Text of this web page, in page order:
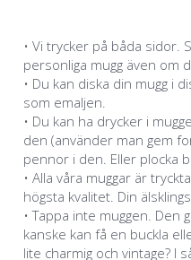
• Vi trycker på båda sidor.
personliga mugg även om
• Du kan diska din mugg i
som emaljen.
• Du kan ha drycker i
den (använder man gem
pennor i den. Eller plocka
• Alla våra muggar är
högsta kvalitet. Din
• Tappa inte muggen.
kanske kan få en buckla
lite charmig och vintage? I